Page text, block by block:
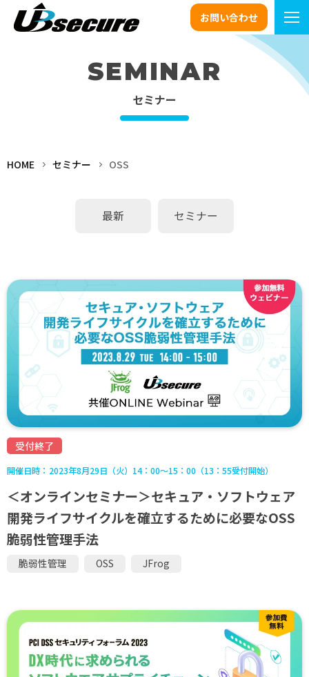
お問い合わせ
SEMINAR
セミナー
HOME セミナー OSS
最新 セミナー
受付終了
開催日時： 2023年8月29日（火）14：00～15：00（13：55受付開始）
＜オンラインセミナー＞セキュア・ソフトウェア
開発ライフサイクルを確立するために必要なOSS
脆弱性管理手法
脆弱性管理 OSS JFrog